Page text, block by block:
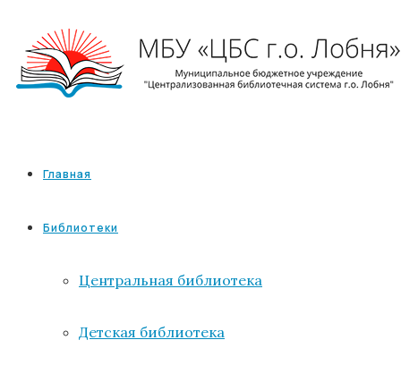
Главная
Библиотеки
Центральная библиотека
Детская библиотека